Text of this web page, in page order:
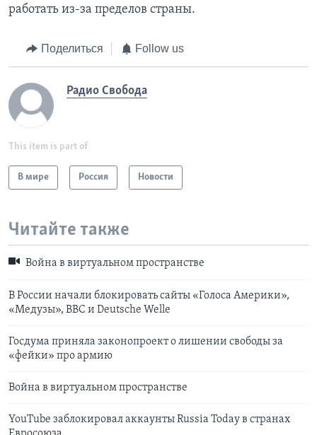
работать из-за пределов страны.
Поделиться Follow us
Радио Свобода
This item is part of
В мире Россия Новости
Читайте также
Война в виртуальном пространстве
В России начали блокировать сайты «Голоса Америки»,
«Медузы», BBC и Deutsche Welle
Госдума приняла законопроект о лишении свободы за
«фейки» про армию
Война в виртуальном пространстве
YouTube заблокировал аккаунты Russia Today в странах